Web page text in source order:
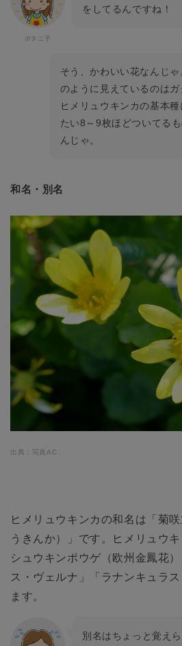
をしてるんですね！
そう、かわいい花なんじゃ
のように見えているのはガ
ヒメリュウキンカの基本
たい8～9枚ほどついてる
んじゃ。
和名・別名
出典：写真AC
ヒメリュウキンカの和名は「菊
うきんか）」です。ヒメリュウ
シュウキンポウゲ（欧州金鳳花
ス・ヴェルナ」「ラナンキュラ
ます。
別名はちょっと覚え